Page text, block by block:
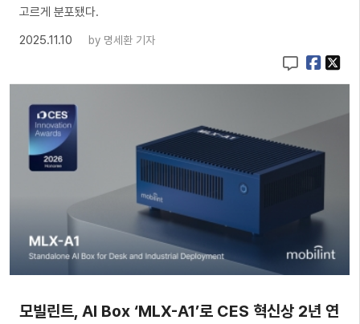
고르게 분포됐다.
2025.11.10
by 명세환 기자
모빌린트, AI Box ‘MLX-A1’로 CES 혁신상 2년 연